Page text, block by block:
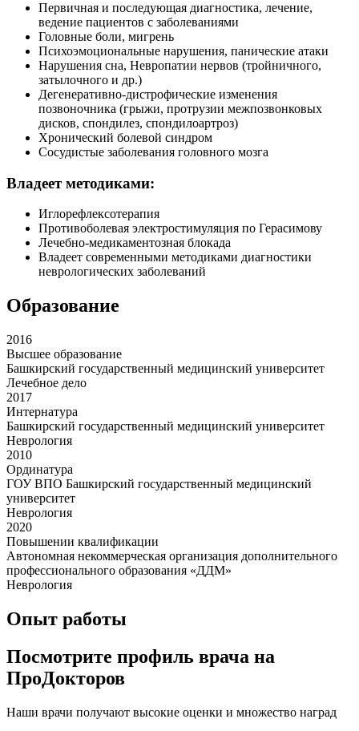
Первичная и последующая диагностика, лечение,
ведение пациентов с заболеваниями
Головные боли, мигрень
Психоэмоциональные нарушения, панические атаки
Нарушения сна, Невропатии нервов (тройничного,
затылочного и др.)
Дегенеративно-дистрофические изменения
позвоночника (грыжи, протрузии межпозвонковых
дисков, спондилез, спондилоартроз)
Хронический болевой синдром
Сосудистые заболевания головного мозга
Владеет методиками:
Иглорефлексотерапия
Противоболевая электростимуляция по Герасимову
Лечебно-медикаментозная блокада
Владеет современными методиками диагностики
неврологических заболеваний
Образование
2016
Высшее образование
Башкирский государственный медицинский университет
Лечебное дело
2017
Интернатура
Башкирский государственный медицинский университет
Неврология
2010
Ординатура
ГОУ ВПО Башкирский государственный медицинский
университет
Неврология
2020
Повышении квалификации
Автономная некоммерческая организация дополнительного
профессионального образования «ДДМ»
Неврология
Опыт работы
Посмотрите профиль врача на
ПроДокторов
Наши врачи получают высокие оценки и множество наград